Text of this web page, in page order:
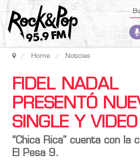
Home Noticias
FIDEL NADAL
PRESENTÓ
SINGLE Y VIDEO
“Chica Rica” cuenta con la
El Pesa 9.